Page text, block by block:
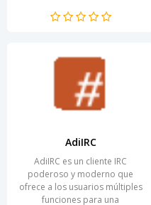
comunicación, donde cada
AdiIRC
AdiIRC es un cliente IRC
poderoso y moderno que
ofrece a los usuarios múltiples
funciones para una